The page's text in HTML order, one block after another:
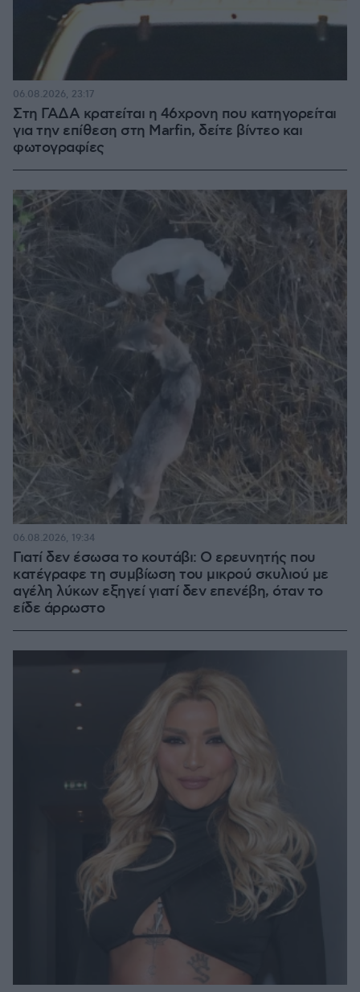
Στη ΓΑΔΑ κρατείται η 46χρονη που κατηγορείται
για την επίθεση στη Marfin, δείτε βίντεο και
φωτογραφίες
06.08.2026, 23:17
Γιατί δεν έσωσα το κουτάβι: Ο ερευνητής που
κατέγραφε τη συμβίωση του μικρού σκυλιού με
αγέλη λύκων εξηγεί γιατί δεν επενέβη, όταν το
είδε άρρωστο
06.08.2026, 19:34